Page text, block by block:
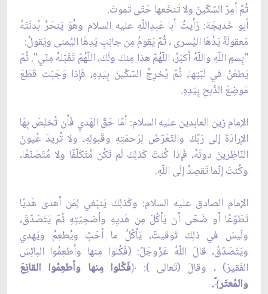
ثُمّ أمِرّ السّكّينَ ولا تَنخَعها حَتّى تَموتَ.
أبو خَديجَة: رَأَيتُ أبا عَبدِاللّهِ عليه السلام وهُوَ يَنحَرُ بُدنَتَهُ
مَعقولَةً يَدُهَا اليُسرى ، ثُمّ يَقومُ مِن جانِبِ يَدِهَا اليُمنى ويَقولُ:
"بِسمِ اللّهِ واللّهُ أكبَرُ، اللّهُمّ هذا مِنكَ ولَكَ، اللّهُمّ تَقَبّلهُ مِنّي". ثُمّ
يَطعَنُ في لَبّتِها، ثُمّ يُخرِجُ السّكّينَ بِيَدِهِ، فَإِذا وَجَبَت قَطَعَ
مَوضِعَ الذّبحِ بِيَدِهِ.
الإمام زين العابدين عليه السلام: أمّا حَقّ الهَديِ فَأَن تُخلِصَ بِهَا
الإِرادَةَ إلى رَبّكَ والتّعَرّضَ لِرَحمَتِهِ وقَبولِهِ، ولا تُريدَ عُيونَ
النّاظِرينَ دونَهُ، فَإِذا كُنتَ كَذلِكَ لَم تَكُن مُتَكَلّفًا ولا مُتَصَنّعًا،
وكُنتَ إنّما تَقصِدُ إلَى اللّهِ.
الإمام الصادق عليه السلام: وكَذلِكَ يَنبَغي لِمَن أهدى هَديًا
تَطَوّعًا أو ضَحّى أن يَأكُلَ مِن هَديِهِ واُضحِيّتِهِ ثُمّ يَتَصَدّقَ،
ولَيسَ في ذلِكَ تَوقيتٌ، يَأكُلُ ما أحَبّ ويُطعِمُ ويَهدي
ويَتَصَدّقُ، قالَ اللّهُ عَزّوجَلّ: (فَكُلوا مِنها وأطعِمُوا البائِسَ
الفَقيرَ) ، وقالَ (تَعالى ): ﴿فَكُلوا مِنها وأطعِمُوا القانِعَ
والمُعتَر﴾ّ.